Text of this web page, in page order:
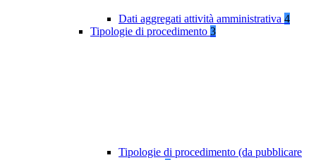
Dati aggregati attività amministrativa 4
Tipologie di procedimento 3
Tipologie di procedimento (da pubblicare